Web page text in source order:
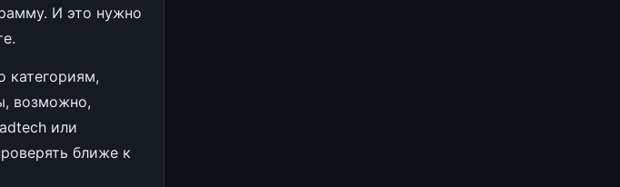
И это нужно
категориям,
возможно,
или
ближе к